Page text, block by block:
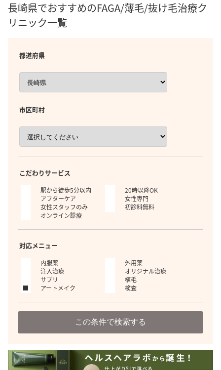
長崎県でおすすめのFAGA/薄毛/抜け毛治療ク
リニック一覧
都道府県
市区町村
こだわりサービス
駅から徒歩5分以内
20時以降OK
アフターケア
女性専門
女性スタッフのみ
初診料無料
オンライン診療
対応メニュー
内服薬
外用薬
注入治療
オリジナル治療
サプリ
植毛
アートメイク
検査
この条件で検索する